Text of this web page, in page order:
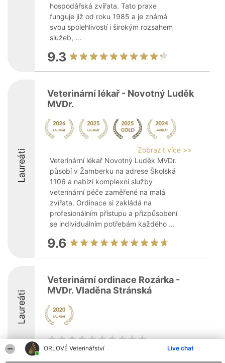
ORLOVÉ Veterinářství Live chat
hospodářská zvířata. Tato praxe
funguje již od roku 1985 a je známá
svou spolehlivostí i širokým rozsahem
služeb, ...
9.3
Laureáti
Veterinární lékař - Novotný Luděk
MVDr.
Zobrazit více >>
Veterinární lékař Novotný Luděk MVDr.
působí v Žamberku na adrese Školská
1106 a nabízí komplexní služby
veterinární péče zaměřené na malá
zvířata. Ordinace si zakládá na
profesionálním přístupu a přizpůsobení
se individuálním potřebám každého ...
9.6
Laureáti
Veterinární ordinace Rozárka -
MVDr. Vladěna Stránská